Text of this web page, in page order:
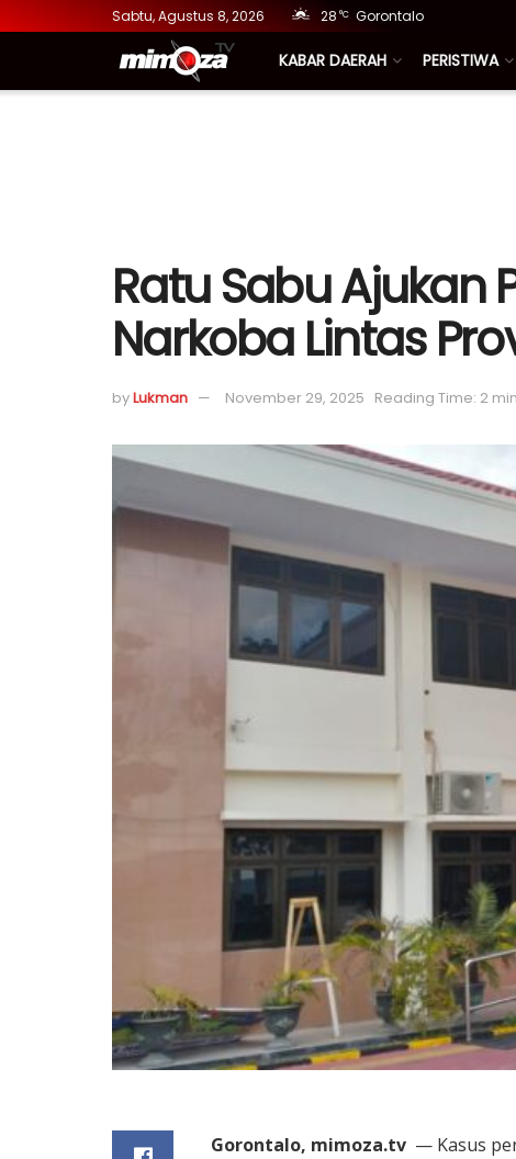
Sabtu, Agustus 8, 2026 28 °C Gorontalo
KABAR DAERAH PERISTIWA
Ratu Sabu Ajukan
Narkoba Lintas
byLukman November 29, 2025 Reading Time: 2
Gorontalo, mimoza.tv — Kasus